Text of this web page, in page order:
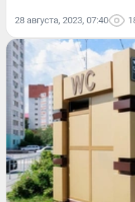
28 августа, 2023, 07:40